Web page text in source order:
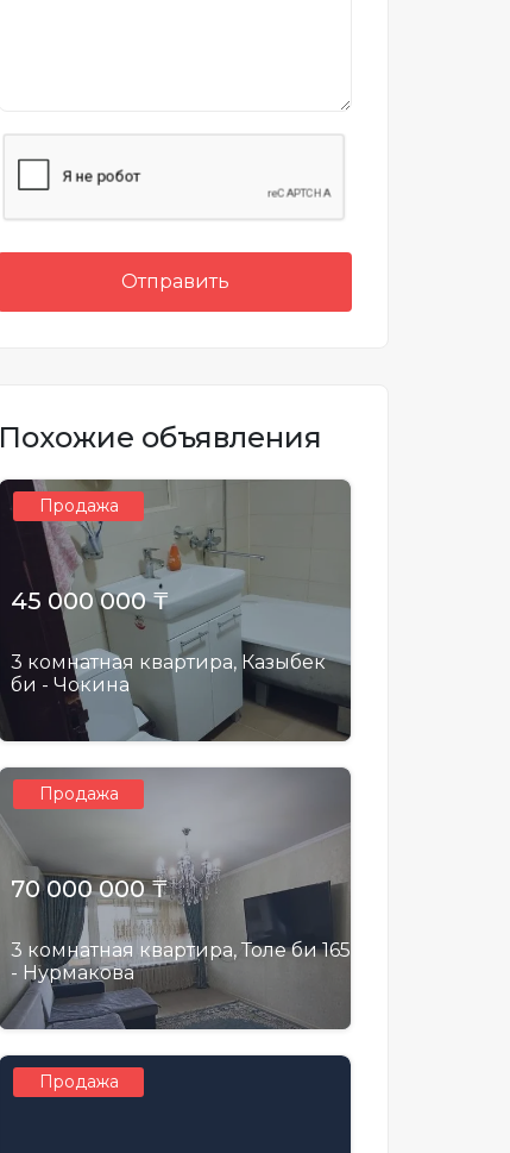
Отправить
Похожие объявления
Продажа
45 000 000 ₸
3 комнатная квартира, Казыбек
би - Чокина
Продажа
70 000 000 ₸
3 комнатная квартира, Толе би 165
- Нурмакова
Продажа